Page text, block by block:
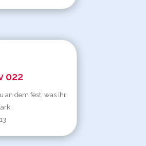
022
an dem fest, was ihr